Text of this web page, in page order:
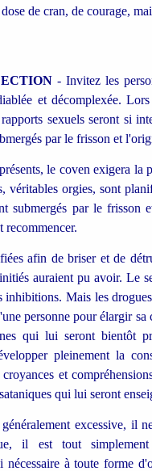
de cran, de courage,
- Invitez les
et décomplexée.
sexuels seront si
par le frisson et
le coven exigera la
véritables orgies, sont
submergés par le frisson
recommencer.
afin de briser et de
auraient pu avoir. Le
inhibitions. Mais les
personne pour élargir sa
qui lui seront bientôt
pleinement la
et
qui lui seront
excessive, il
il est tout
nécessaire à toute forme